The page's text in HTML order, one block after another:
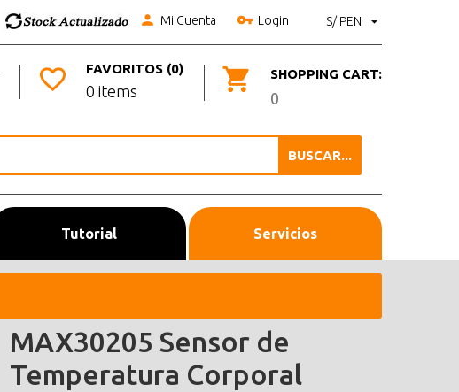
S/ PEN
Mi Cuenta Login
SHOPPING CART:
0
FAVORITOS (0)
0 items
BUSCAR...
Tutorial Servicios
MAX30205 Sensor de
Temperatura Corporal